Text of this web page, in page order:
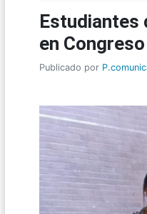
Estudiantes
en
Publicado por